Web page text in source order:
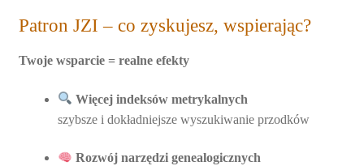
Patron JZI – co zyskujesz, wspierając?
Twoje wsparcie = realne efekty
Więcej indeksów metrykalnych
szybsze i dokładniejsze wyszukiwanie przodków
Rozwój narzędzi genealogicznych